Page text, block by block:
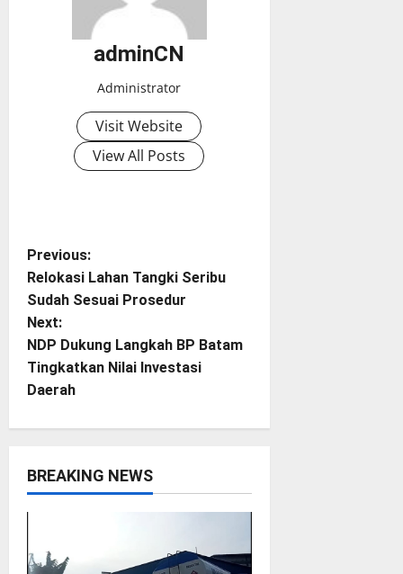
adminCN
Administrator
Visit Website
View All Posts
P
o
s
t
v
g
Previous:
Relokasi Lahan Tangki Seribu
Sudah Sesuai Prosedur
Next:
NDP Dukung Langkah BP Batam
Tingkatkan Nilai Investasi
Daerah
BREAKING NEWS